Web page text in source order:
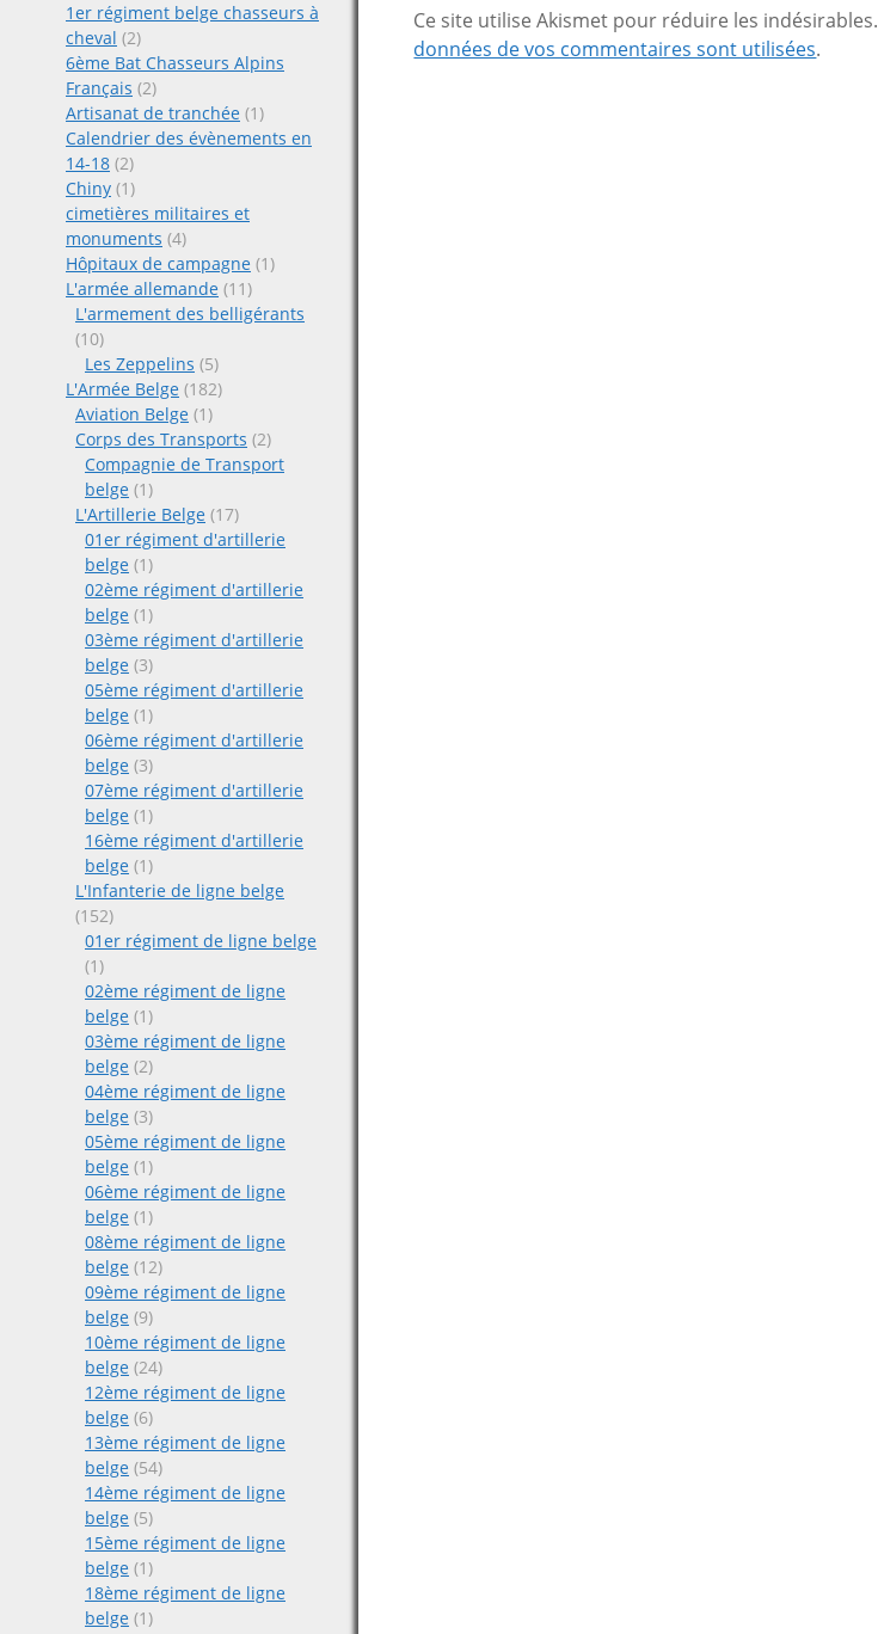
1er régiment belge chasseurs à
cheval (2)
6ème Bat Chasseurs Alpins
Français (2)
Artisanat de tranchée (1)
Calendrier des évènements en
14-18 (2)
Chiny (1)
cimetières militaires et
monuments (4)
Hôpitaux de campagne (1)
L'armée allemande (11)
L'armement des belligérants
(10)
Les Zeppelins (5)
L'Armée Belge (182)
Aviation Belge (1)
Corps des Transports (2)
Compagnie de Transport
belge (1)
L'Artillerie Belge (17)
01er régiment d'artillerie
belge (1)
02ème régiment d'artillerie
belge (1)
03ème régiment d'artillerie
belge (3)
05ème régiment d'artillerie
belge (1)
06ème régiment d'artillerie
belge (3)
07ème régiment d'artillerie
belge (1)
16ème régiment d'artillerie
belge (1)
L'Infanterie de ligne belge
(152)
01er régiment de ligne belge
(1)
02ème régiment de ligne
belge (1)
03ème régiment de ligne
belge (2)
04ème régiment de ligne
belge (3)
05ème régiment de ligne
belge (1)
06ème régiment de ligne
belge (1)
08ème régiment de ligne
belge (12)
09ème régiment de ligne
belge (9)
10ème régiment de ligne
belge (24)
12ème régiment de ligne
belge (6)
13ème régiment de ligne
belge (54)
14ème régiment de ligne
belge (5)
15ème régiment de ligne
belge (1)
18ème régiment de ligne
belge (1)
Ce site utilise Akismet pour réduire les indésirables.
données de vos commentaires sont utilisées.